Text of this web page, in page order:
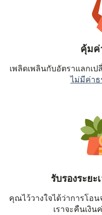
คุ้มค่
เพลิดเพลินกับอัตราแลกเป
ไม่มีค่าธ
รับรองระย
คุณไว้วางใจได้ว่าการโอน
เราจะคืนเงิ